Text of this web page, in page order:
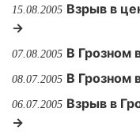
15.08.2005 Взрыв в
→
07.08.2005 В Грозном
08.07.2005 В Грозном
06.07.2005 Взрыв в
→